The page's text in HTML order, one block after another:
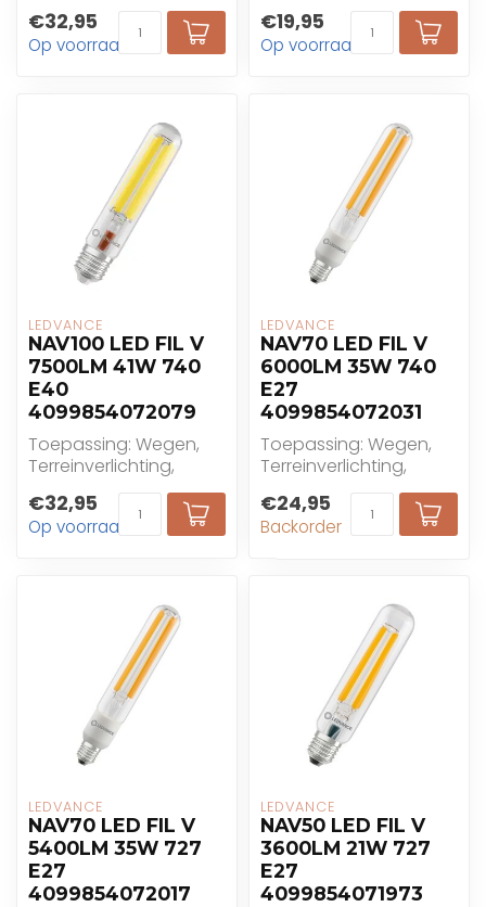
Buitengebruik alleen...
€32,95
Op voorraad
Buitengebruik alleen...
€19,95
Op voorraad
LEDVANCE
NAV100 LED FIL V
7500LM 41W 740
E40
4099854072079
Toepassing: Wegen,
Terreinverlichting,
Wandelzones, Parken,
Buitengebruik alleen...
€32,95
Op voorraad
LEDVANCE
NAV70 LED FIL V
6000LM 35W 740
E27
4099854072031
Toepassing: Wegen,
Terreinverlichting,
Wandelzones, Parken,
Buitengebruik alleen...
€24,95
Backorder
LEDVANCE
NAV70 LED FIL V
5400LM 35W 727
E27
4099854072017
LEDVANCE
NAV50 LED FIL V
3600LM 21W 727
E27
4099854071973